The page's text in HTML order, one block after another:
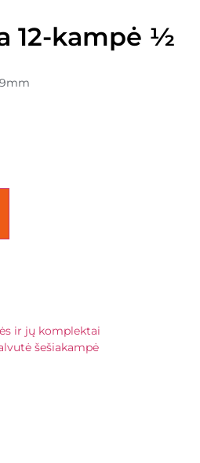
12-kampė ½
ir jų komplektai
šešiakampė